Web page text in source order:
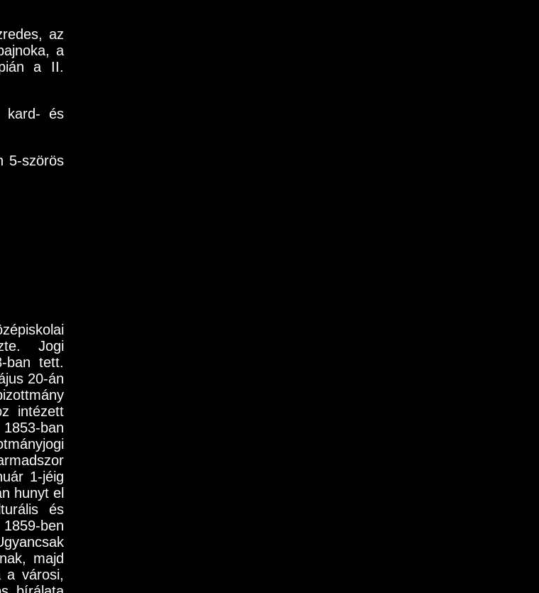
az
a
a II.
kard- és
5-szörös
Jogi
ban tett.
20-án
intézett
ban
1-jéig
hunyt el
és
ben
majd
a városi,